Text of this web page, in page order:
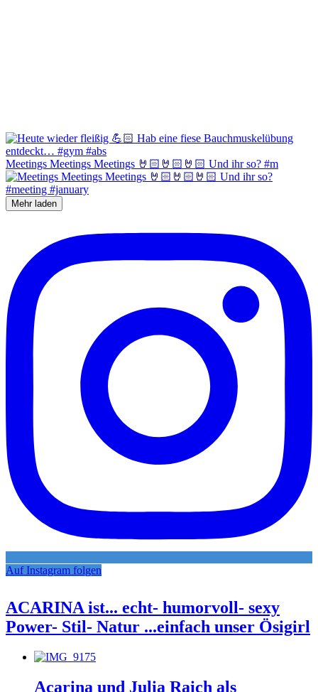
Meetings Meetings Meetings 🤘🏻🤘🏻🤘🏻 Und ihr so? #m
Mehr laden
Auf Instagram folgen
ACARINA ist... echt- humorvoll- sexy
Power- Stil- Natur ...einfach unser Ösigirl
Acarina und Julia Raich als